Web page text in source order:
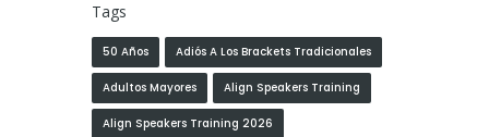
Tags
50 Años Adiós A Los Brackets Tradicionales
Adultos Mayores Align Speakers Training
Align Speakers Training 2026